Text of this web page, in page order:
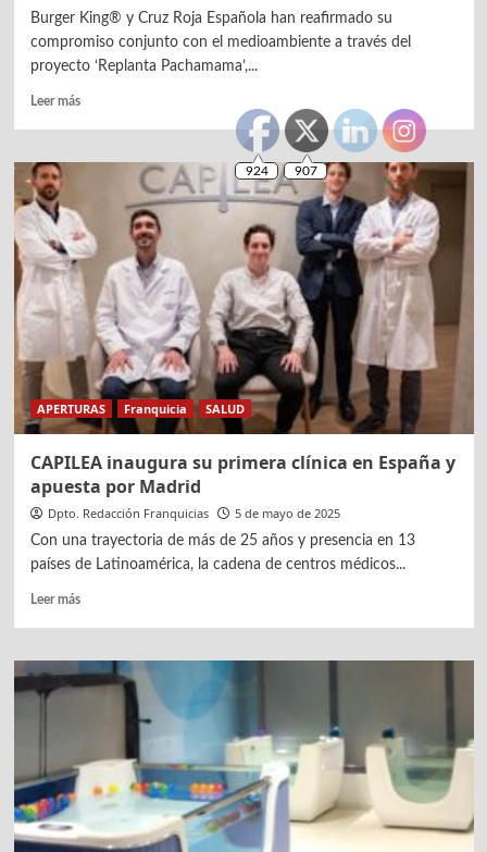
Burger King® y Cruz Roja Española han reafirmado su
compromiso conjunto con el medioambiente a través del
proyecto ‘Replanta Pachamama’,...
Leer másLeer
Burger
y
Cruz
Roja
refuerzan
compromiso
APERTURAS Franquicia SALUD
CAPILEA inaugura su primera clínica en España y
apuesta por Madrid
Dpto. Redacción Franquicias 5 de mayo de 2025
Con una trayectoria de más de 25 años y presencia en 13
países de Latinoamérica, la cadena de centros médicos...
Leer másLeer
CAPILEA
inaugura
en
España
apuesta
por